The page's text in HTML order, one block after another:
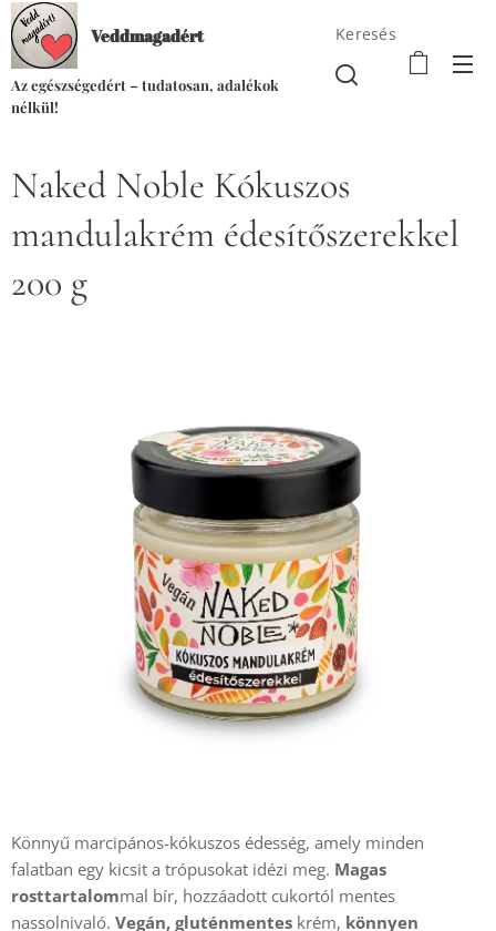
Veddmagadért
Az egészségedért – tudatosan, adalékok
nélkül!
Keresés
Naked Noble Kókuszos
mandulakrém édesítőszerekkel
200 g
Könnyű marcipános-kókuszos édesség, amely minden
falatban egy kicsit a trópusokat idézi meg. Magas
rosttartalommal bír, hozzáadott cukortól mentes
nassolnivaló. Vegán, gluténmentes krém, könnyen